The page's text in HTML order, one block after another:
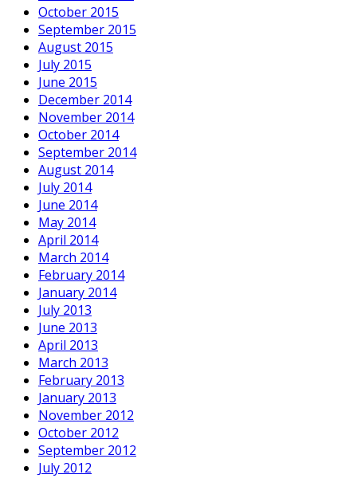
October 2015
September 2015
August 2015
July 2015
June 2015
December 2014
November 2014
October 2014
September 2014
August 2014
July 2014
June 2014
May 2014
April 2014
March 2014
February 2014
January 2014
July 2013
June 2013
April 2013
March 2013
February 2013
January 2013
November 2012
October 2012
September 2012
July 2012